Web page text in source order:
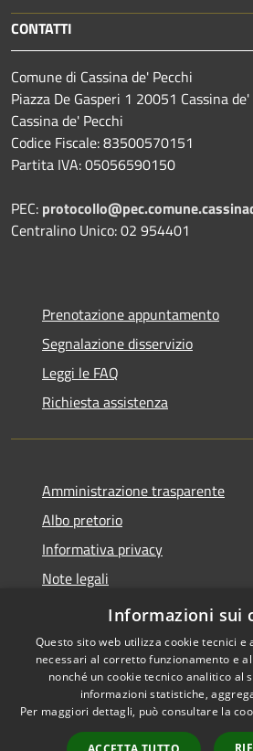
CONTATTI
Comune di Cassina de' Pecchi
Piazza De Gasperi 1 20051 Cassina
Cassina de' Pecchi
Codice Fiscale: 83500570151
Partita IVA: 05056590150
PEC:
Centralino Unico: 02 954401
Prenotazione appuntamento
Segnalazione disservizio
Leggi le FAQ
Richiesta assistenza
Amministrazione trasparente
Albo pretorio
Informativa privacy
Note legali
Dichiarazione di accessibilità
Accessibilità
by
Informazioni sui
Questo sito web utilizza cookie tecnici
necessari al corretto funzionamento e
nonché un cookie tecnico analitico al
informazioni statistiche,
Per maggiori dettagli, può consultare la